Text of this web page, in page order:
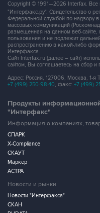
Copyright © 1991—2026 Interfax.
"Интерфакс.ру". Свидетельство о
Федеральной службой по надзору
массовых коммуникаций
размещенная на данном веб-сайте,
пользования и не подлежит
распространению в какой-либо
Интерфакса.
Сайт Interfax.ru (далее – сайт)
сайтом, Вы соглашаетесь на сбор
Адрес: Россия, 127006, Москва, 1-я
+7 (499) 250-98-40, факс: +7 (499)
Продукты
"Интерфакс"
Информация о компаниях,
СПАРК
X-Compliance
СКАУТ
Маркер
АСТРА
Новости и рынки
Новости "Интерфакса"
СКАН